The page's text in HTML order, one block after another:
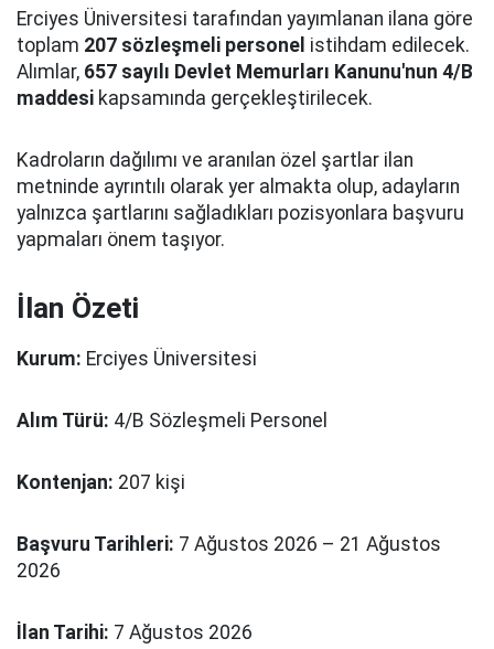
Erciyes Üniversitesi tarafından yayımlanan ilana göre
toplam 207 sözleşmeli personel istihdam edilecek.
Alımlar, 657 sayılı Devlet Memurları Kanunu'nun 4/B
maddesi kapsamında gerçekleştirilecek.
Kadroların dağılımı ve aranılan özel şartlar ilan
metninde ayrıntılı olarak yer almakta olup, adayların
yalnızca şartlarını sağladıkları pozisyonlara başvuru
yapmaları önem taşıyor.
İlan Özeti
Kurum: Erciyes Üniversitesi
Alım Türü: 4/B Sözleşmeli Personel
Kontenjan: 207 kişi
Başvuru Tarihleri: 7 Ağustos 2026 – 21 Ağustos
2026
İlan Tarihi: 7 Ağustos 2026